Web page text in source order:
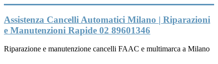
al
contenuto
Assistenza Cancelli Automatici Milano | Riparazioni
e Manutenzioni Rapide 02 89601346
Riparazione e manutenzione cancelli FAAC e multimarca a Milano